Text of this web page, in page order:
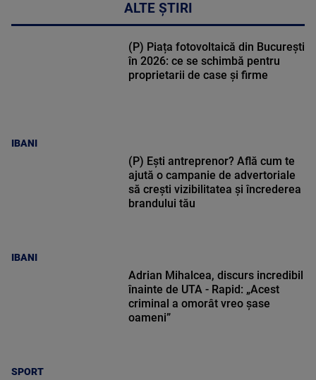
ALTE ȘTIRI
IBANI
(P) Piața fotovoltaică din București
în 2026: ce se schimbă pentru
proprietarii de case și firme
IBANI
(P) Ești antreprenor? Află cum te
ajută o campanie de advertoriale
să crești vizibilitatea și încrederea
brandului tău
SPORT
Adrian Mihalcea, discurs incredibil
înainte de UTA - Rapid: „Acest
criminal a omorât vreo șase
oameni”